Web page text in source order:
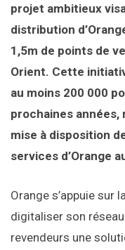
projet ambitieux
distribution
1,5m de points de
Orient. Cette
au moins 200 000
prochaines années,
mise à disposition
services d’Orange
Orange s’appuie sur
digitaliser son
revendeurs une